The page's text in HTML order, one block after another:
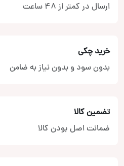
ارسال در کمتر از 48 ساعت
خرید چکی
بدون سود و بدون نیاز به ضامن
تضمین کالا
ضمانت اصل بودن کالا